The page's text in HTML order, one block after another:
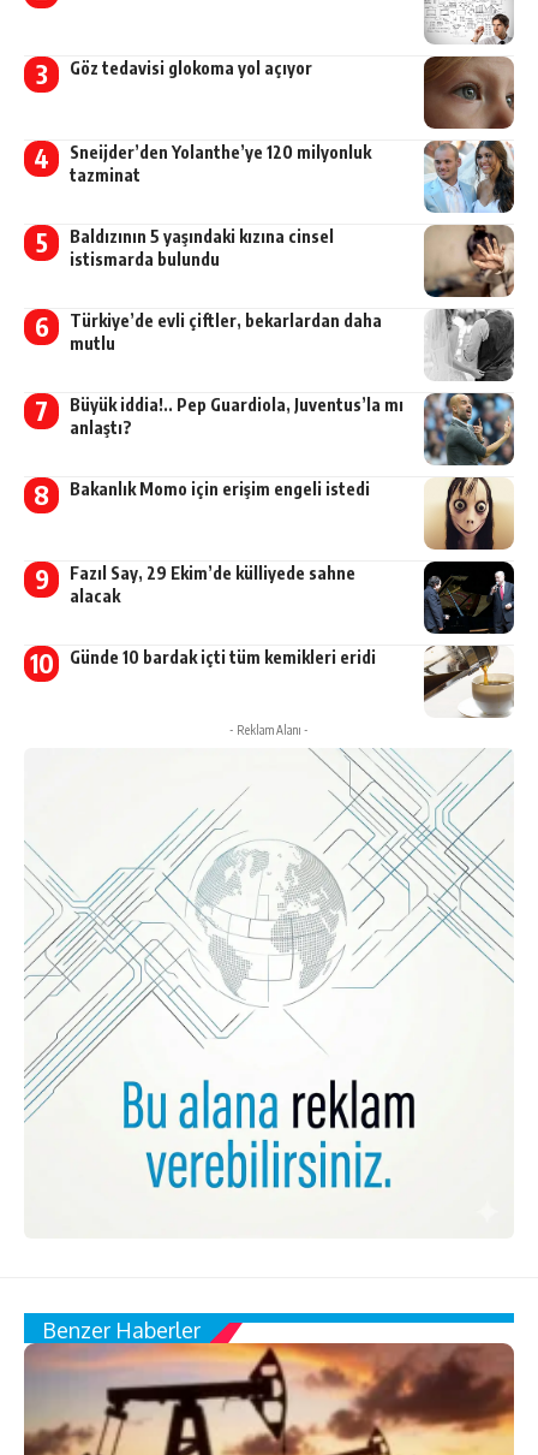
Göz tedavisi glokoma yol açıyor
Sneijder’den Yolanthe’ye 120 milyonluk
tazminat
Baldızının 5 yaşındaki kızına cinsel
istismarda bulundu
Türkiye’de evli çiftler, bekarlardan daha
mutlu
Büyük iddia!.. Pep Guardiola, Juventus’la mı
anlaştı?
Bakanlık Momo için erişim engeli istedi
Fazıl Say, 29 Ekim’de külliyede sahne
alacak
Günde 10 bardak içti tüm kemikleri eridi
- Reklam Alanı -
Benzer Haberler